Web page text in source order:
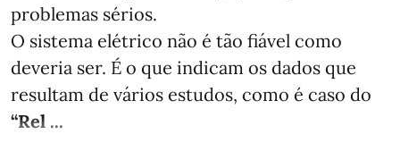
problemas sérios.
O sistema elétrico não é tão fiável como
deveria ser. É o que indicam os dados que
resultam de vários estudos, como é caso do
“Rel ...